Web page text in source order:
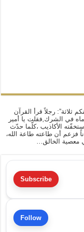
ثلاثة”: رجلاً قرأ القرآن
في الشرك,فقلت يا أمير
الأكاذيب ،كلّما حدّث
فزعم أن طاعته طاعة الله،
معصية الخالق…
Subscribe
Follow